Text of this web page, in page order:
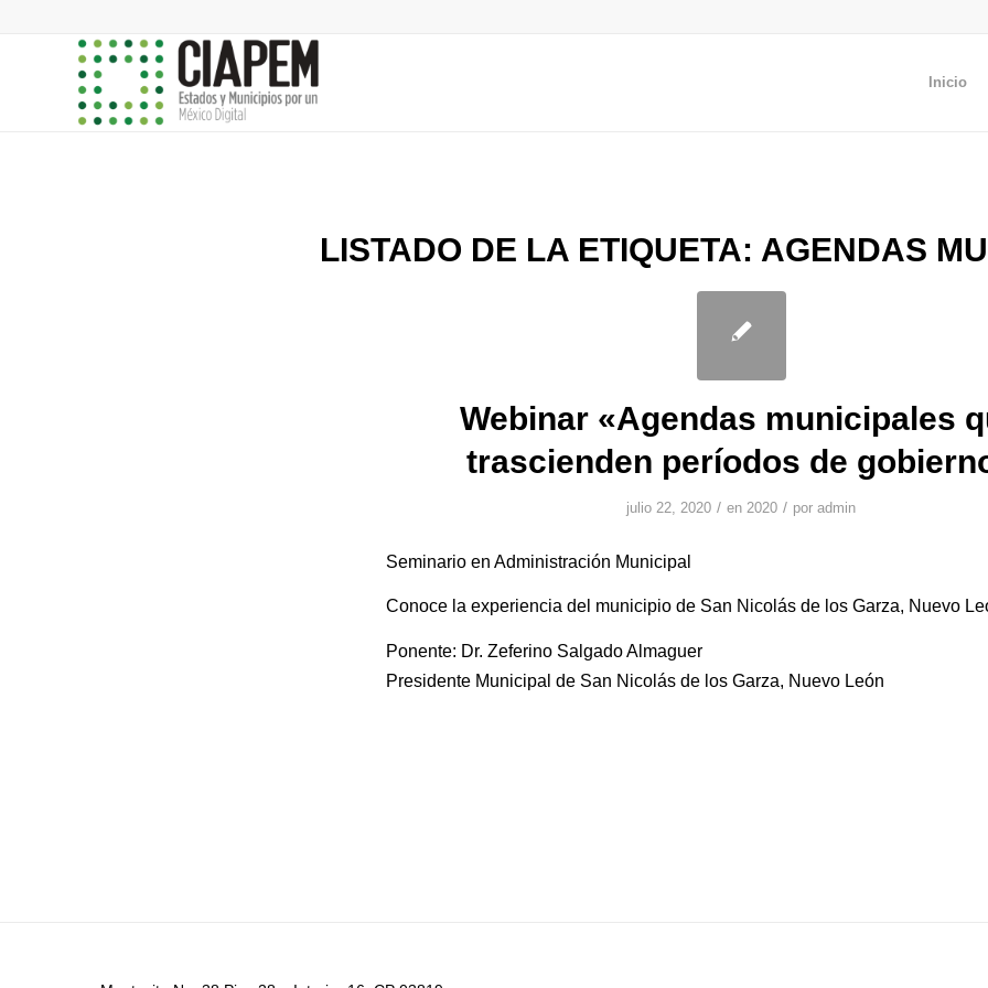
Inicio
LISTADO DE LA ETIQUETA: AGENDAS
Webinar «Agendas municipales
trascienden períodos de
julio 22, 2020 / en 2020 / por admin
Seminario en Administración Municipal
Conoce la experiencia del municipio de San Nicolás de los Garza, Nuevo
Ponente: Dr. Zeferino Salgado Almaguer
Presidente Municipal de San Nicolás de los Garza, Nuevo León